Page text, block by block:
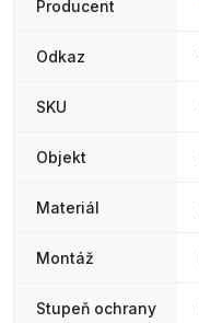
Producent
Odkaz
SKU
Objekt
Materiál
Montáž
Stupeň ochrany